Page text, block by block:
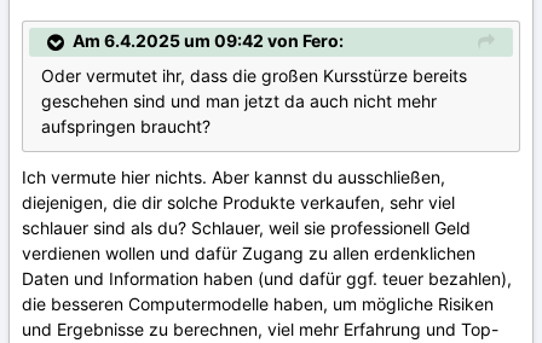
Am 6.4.2025 um 09:42 von Fero:
Oder vermutet ihr, dass die großen Kursstürze bereits
geschehen sind und man jetzt da auch nicht mehr
aufspringen braucht?
Ich vermute hier nichts. Aber kannst du ausschließen,
diejenigen, die dir solche Produkte verkaufen, sehr viel
schlauer sind als du? Schlauer, weil sie professionell Geld
verdienen wollen und dafür Zugang zu allen erdenklichen
Daten und Information haben (und dafür ggf. teuer bezahlen),
die besseren Computermodelle haben, um mögliche Risiken
und Ergebnisse zu berechnen, viel mehr Erfahrung und Top-